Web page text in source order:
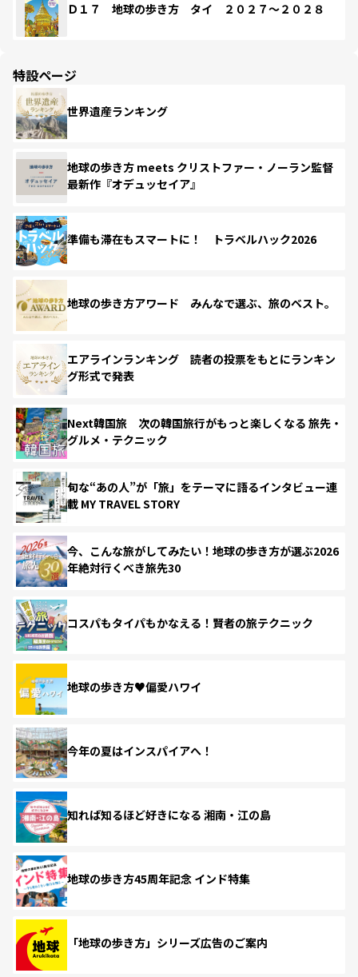
Ｄ１７ 地球の歩き方 タイ ２０２７～２０２８
特設ページ
世界遺産ランキング
地球の歩き方 meets クリストファー・ノーラン監督
最新作『オデュッセイア』
準備も滞在もスマートに！ トラベルハック2026
地球の歩き方アワード みんなで選ぶ、旅のベスト。
エアラインランキング 読者の投票をもとにランキン
グ形式で発表
Next韓国旅 次の韓国旅行がもっと楽しくなる 旅先・
グルメ・テクニック
旬な“あの人”が「旅」をテーマに語るインタビュー連
載 MY TRAVEL STORY
今、こんな旅がしてみたい！地球の歩き方が選ぶ2026
年絶対行くべき旅先30
コスパもタイパもかなえる！賢者の旅テクニック
地球の歩き方♥偏愛ハワイ
今年の夏はインスパイアへ！
知れば知るほど好きになる 湘南・江の島
地球の歩き方45周年記念 インド特集
「地球の歩き方」シリーズ広告のご案内